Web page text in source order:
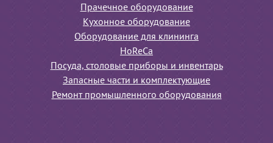
Прачечное оборудование
Кухонное оборудование
Оборудование для клининга
HoReCa
Посуда, столовые приборы и инвентарь
Запасные части и комплектующие
Ремонт промышленного оборудования